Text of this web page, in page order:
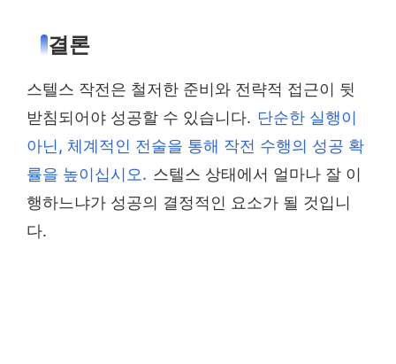
결론
스텔스 작전은 철저한 준비와 전략적 접근이 뒷
받침되어야 성공할 수 있습니다. 단순한 실행이
아닌, 체계적인 전술을 통해 작전 수행의 성공 확
률을 높이십시오. 스텔스 상태에서 얼마나 잘 이
행하느냐가 성공의 결정적인 요소가 될 것입니
다.